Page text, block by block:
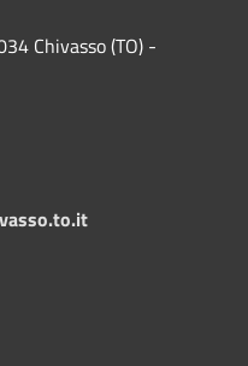
Chivasso (TO) -